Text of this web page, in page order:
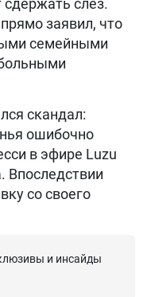
сдержать слез.
заявил, что
семейными
скандал:
ошибочно
в эфире Luzu
Впоследствии
со своего
и инсайды